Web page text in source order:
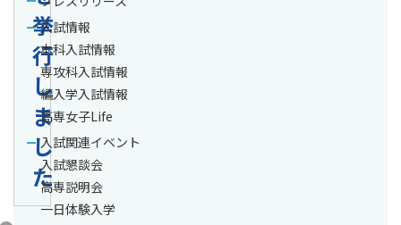
挙
行
し
ま
し
た
入試情報
本科入試情報
専攻科入試情報
編入学入試情報
高専女子Life
入試関連イベント
入試懇談会
高専説明会
一日体験入学